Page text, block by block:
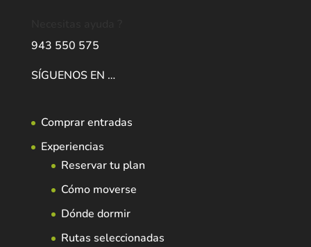
943 550 575
SÍGUENOS EN …
Comprar entradas
Experiencias
Reservar tu plan
Cómo moverse
Dónde dormir
Rutas seleccionadas